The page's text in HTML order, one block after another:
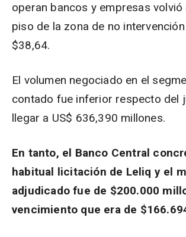
operan bancos y empresas volvió
piso de la zona de no
$38,64.
El volumen negociado en el
contado fue inferior respecto del
llegar a US$ 636,390 millones.
En tanto, el Banco Central
habitual licitación de Leliq y el
adjudicado fue de $200.000
vencimiento que era de